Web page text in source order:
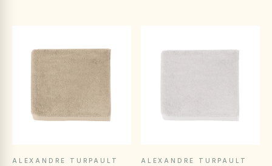
APERÇU RAPIDE
ALEXANDRE TURPAULT APERÇU RAPIDE
ALEXANDRE TURPAULT